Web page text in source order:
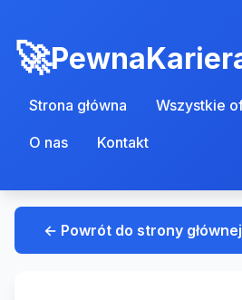
Strona główna Wszystkie
O nas Kontakt
← Powrót do strony głównej